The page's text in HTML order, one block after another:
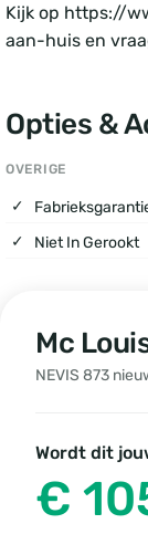
Kijk op https://
aan-huis en
Opties &
OVERIGE
Niet In Gerookt
Mc
NEVIS 873
Wordt dit
€